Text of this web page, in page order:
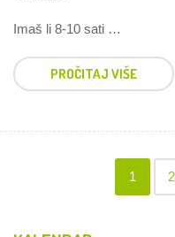
Imaš li 8-10 sati …
PROČITAJ VIŠE
1 2